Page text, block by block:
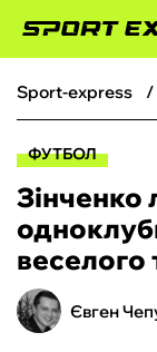
ФУТБОЛ
БОКС
ХОКЕЙ
sport-express
ФУТБОЛ
Зінченко
веселого
Євген